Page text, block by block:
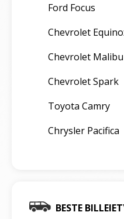
Ford Focus
Chevrolet
Chevrolet Malibu
Chevrolet Spark
Toyota Camry
Chrysler Pacifica
BESTE